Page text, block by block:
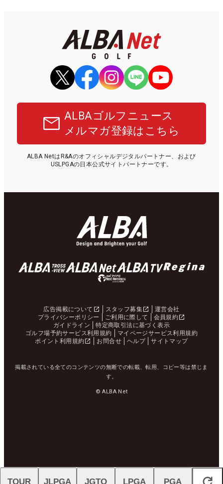
ALBAゴルフニュース
メルマガ登録はこちら
ALBA NetはR&Aのオフィシャルデジタルパートナー、および
USLPGAの日本公式サイトパートナーです。
広告掲載について スタッフ募集
運営会社
プライバシーポリシー
ご利用に際して
会員規約
ガイドライン
特定商取引法に基づく表示
ゴルフ場予約サービス利用規約
マイページサービス利用規約
ポイント利用規約
お問合せ ヘルプ サイトマップ
掲載されている全てのコンテンツの無断での転載、転用、コピー等は禁じま
す。
© ALBA Net
TOUR JLPGA JGTO LPGA PGA